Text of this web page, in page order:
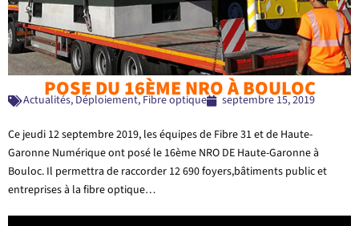
POSE DU 16ÈME NRO À BOULOC
Actualités,Déploiement,Fibre optique septembre 15, 2019
Ce jeudi 12 septembre 2019, les équipes de Fibre 31 et de Haute-
Garonne Numérique ont posé le 16ème NRO DE Haute-Garonne à
Bouloc. Il permettra de raccorder 12 690 foyers,bâtiments public et
entreprises à la fibre optique…